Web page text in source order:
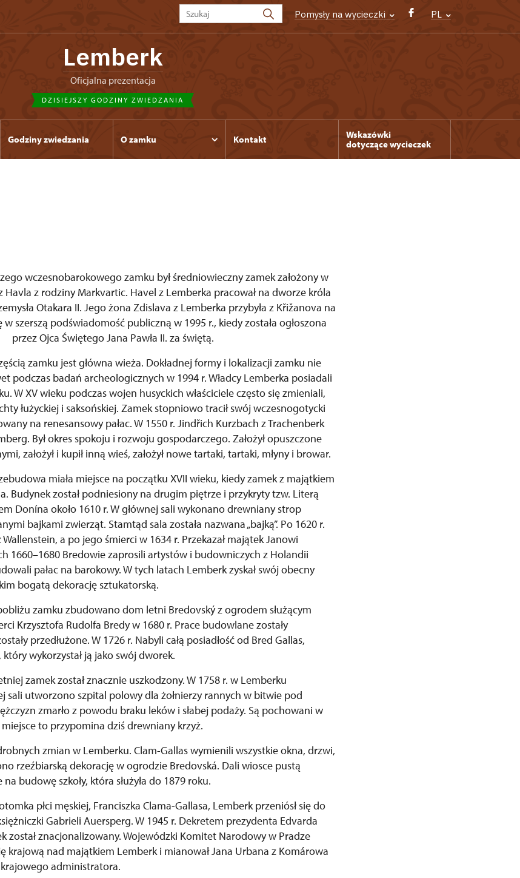
Pomysły na wycieczki PL
Lemberk
Oficjalna prezentacja
DZISIEJSZY GODZINY ZWIEDZANIA
Godziny zwiedzania O zamku Kontakt
Wskazówki
dotyczące wycieczek
wczesnobarokowego zamku był średniowieczny zamek założony w
Havla z rodziny Markvartic. Havel z Lemberka pracował na dworze króla
Otakara II. Jego żona Zdislava z Lemberka przybyła z Křižanova na
w szerszą podświadomość publiczną w 1995 r., kiedy została ogłoszona
przez Ojca Świętego Jana Pawła II. za świętą.
zamku jest główna wieża. Dokładnej formy i lokalizacji zamku nie
podczas badań archeologicznych w 1994 r. Władcy Lemberka posiadali
W XV wieku podczas wojen husyckich właściciele często się zmieniali,
łużyckiej i saksońskiej. Zamek stopniowo tracił swój wczesnogotycki
na renesansowy pałac. W 1550 r. Jindřich Kurzbach z Trachenberk
Był okres spokoju i rozwoju gospodarczego. Założył opuszczone
założył i kupił inną wieś, założył nowe tartaki, tartaki, młyny i browar.
miała miejsce na początku XVII wieku, kiedy zamek z majątkiem
Budynek został podniesiony na drugim piętrze i przykryty tzw. Literą
Donína około 1610 r. W głównej sali wykonano drewniany strop
bajkami zwierząt. Stamtąd sala została nazwana „bajką”. Po 1620 r.
a po jego śmierci w 1634 r. Przekazał majątek Janowi
1660–1680 Bredowie zaprosili artystów i budowniczych z Holandii
pałac na barokowy. W tych latach Lemberk zyskał swój obecny
bogatą dekorację sztukatorską.
zamku zbudowano dom letni Bredovský z ogrodem służącym
Krzysztofa Rudolfa Bredy w 1680 r. Prace budowlane zostały
przedłużone. W 1726 r. Nabyli całą posiadłość od Bred Gallas,
wykorzystał ją jako swój dworek.
zamek został znacznie uszkodzony. W 1758 r. w Lemberku
sali utworzono szpital polowy dla żołnierzy rannych w bitwie pod
zmarło z powodu braku leków i słabej podaży. Są pochowani w
to przypomina dziś drewniany krzyż.
zmian w Lemberku. Clam-Gallas wymienili wszystkie okna, drzwi,
rzeźbiarską dekorację w ogrodzie Bredovská. Dali wiosce pustą
budowę szkoły, która służyła do 1879 roku.
płci męskiej, Franciszka Clama-Gallasa, Lemberk przeniósł się do
Gabrieli Auersperg. W 1945 r. Dekretem prezydenta Edvarda
został znacjonalizowany. Wojewódzki Komitet Narodowy w Pradze
krajową nad majątkiem Lemberk i mianował Jana Urbana z Komárowa
administratora.